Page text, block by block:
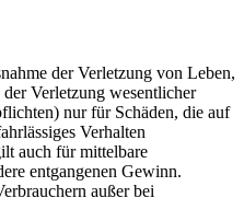
der Verletzung von Leben,
Verletzung wesentlicher
nur für Schäden, die auf
Verhalten
auch für mittelbare
entgangenen Gewinn.
außer bei